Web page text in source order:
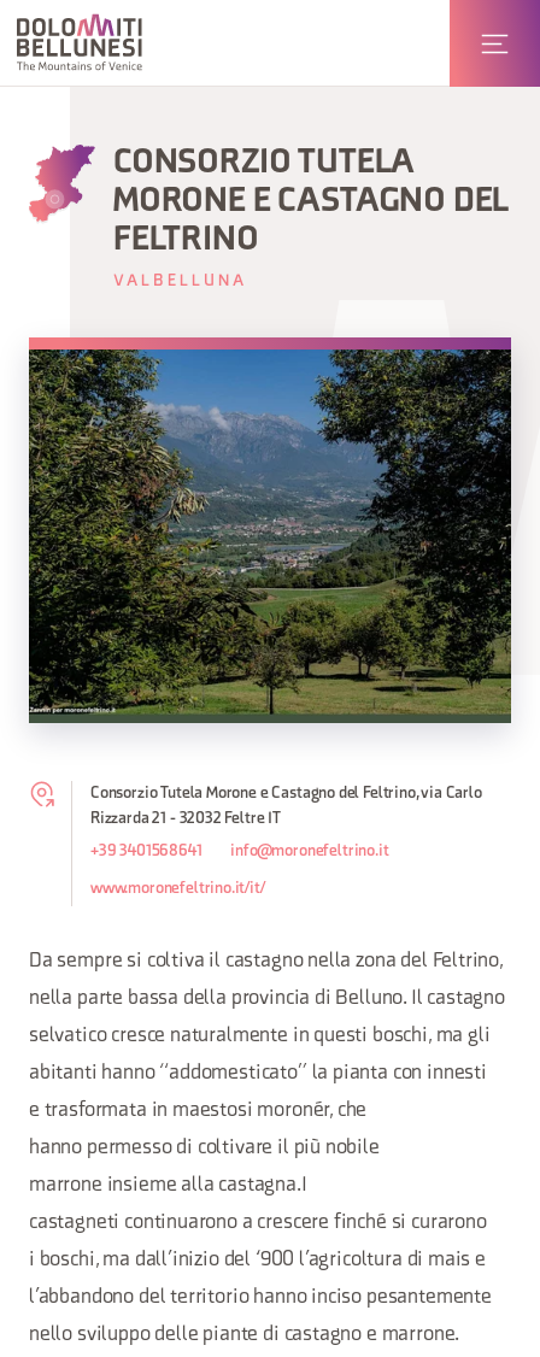
CONSORZIO TUTELA
MORONE E CASTAGNO DEL
FELTRINO
VALBELLUNA
Consorzio Tutela Morone e Castagno del Feltrino, via Carlo
Rizzarda 21 - 32032 Feltre IT
+39 3401568641 info@moronefeltrino.it
www.moronefeltrino.it/it/
Da sempre si coltiva il castagno nella zona del Feltrino,
nella parte bassa della provincia di Belluno. Il castagno
selvatico cresce naturalmente in questi boschi, ma gli
abitanti hanno “addomesticato” la pianta con innesti
e trasformata in maestosi moronér, che
hanno permesso di coltivare il più nobile
marrone insieme alla castagna.I
castagneti continuarono a crescere finché si curarono
i boschi, ma dall’inizio del ‘900 l’agricoltura di mais e
l’abbandono del territorio hanno inciso pesantemente
nello sviluppo delle piante di castagno e marrone.